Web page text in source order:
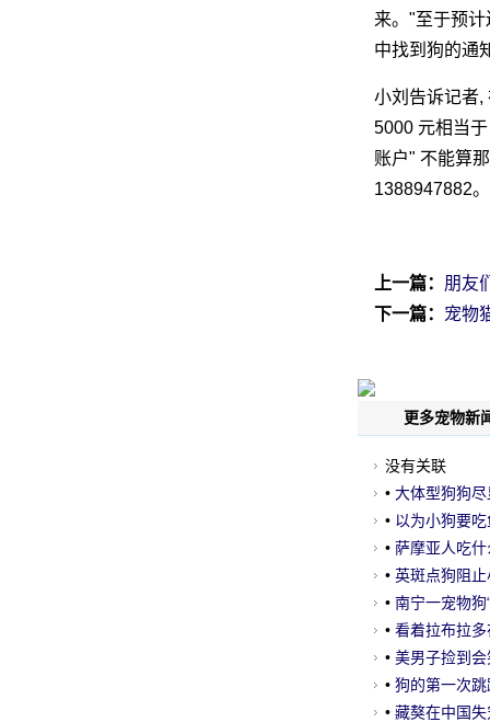
来。"至于预
中找到狗的通
小刘告诉记者,
5000 元相当
账户" 不能算
1388947882
上一篇： 朋友
下一篇： 宠物
更多宠物新
没有关联
• 大体型狗狗
• 以为小狗要
• 萨摩亚人吃
• 英斑点狗阻
• 南宁一宠物狗
• 看着拉布拉
后.....。
• 美男子捡到
• 狗的第一次
算好距离
• 藏獒在中国